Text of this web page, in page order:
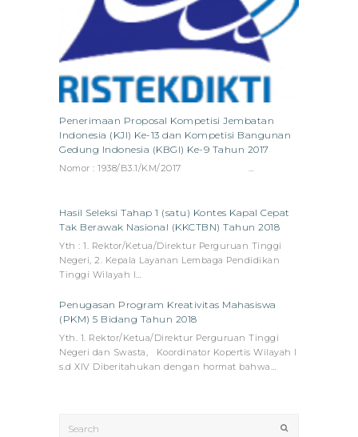
Penerimaan Proposal Kompetisi Jembatan
Indonesia (KJI) Ke-13 dan Kompetisi Bangunan
Gedung Indonesia (KBGI) Ke-9 Tahun 2017
Nomor : 1938/B3.1/KM/2017 …
Hasil Seleksi Tahap 1 (satu) Kontes Kapal Cepat
Tak Berawak Nasional (KKCTBN) Tahun 2018
Yth : 1. Rektor/Ketua/Direktur Perguruan Tinggi
Negeri, 2. Kepala Layanan Lembaga Pendidikan
Tinggi Wilayah I…
Penugasan Program Kreativitas Mahasiswa
(PKM) 5 Bidang Tahun 2018
Yth. 1. Rektor/Ketua/Direktur Perguruan Tinggi
Negeri dan Swasta, Koordinator Kopertis Wilayah I
s.d XIV Diberitahukan dengan hormat bahwa…